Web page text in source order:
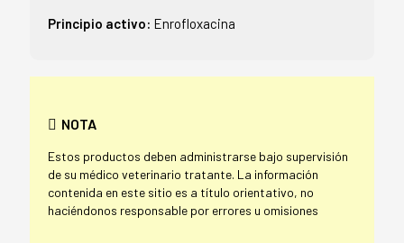
Principio activo: Enrofloxacina
NOTA
Estos productos deben administrarse bajo supervisión
de su médico veterinario tratante. La información
contenida en este sitio es a título orientativo, no
haciéndonos responsable por errores u omisiones